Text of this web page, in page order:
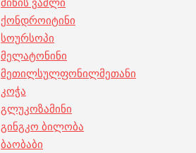
ქონდროიტინი
სოურსოპი
მელატონინი
მეთილსულფონილმეთანი
კოჭა
გლუკოზამინი
გინგკო ბილობა
ბაობაბი